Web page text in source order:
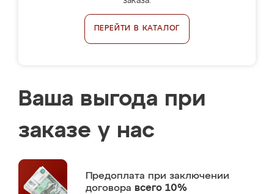
ПЕРЕЙТИ В КАТАЛОГ
Ваша выгода при
заказе у нас
Предоплата при заключении
договора всего 10%